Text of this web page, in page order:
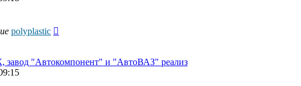
polyplastic
"Автокомпонент" и "АвтоВАЗ" реализ